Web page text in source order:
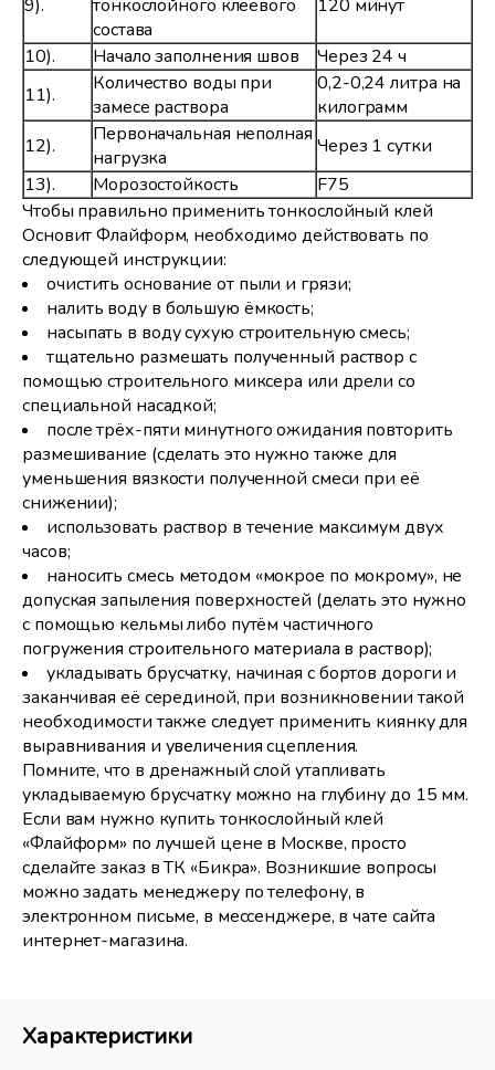
9).
тонкослойного клеевого
состава
120 минут
10). Начало заполнения швов
Через 24 ч
11).
Количество воды при
замесе раствора
0,2-0,24 литра на
килограмм
12).
Первоначальная неполная
нагрузка
Через 1 сутки
13).
Морозостойкость
F75
Чтобы правильно применить тонкослойный клей
Основит Флайформ, необходимо действовать по
следующей инструкции:
очистить основание от пыли и грязи;
налить воду в большую ёмкость;
насыпать в воду сухую строительную смесь;
тщательно размешать полученный раствор с
помощью строительного миксера или дрели со
специальной насадкой;
после трёх-пяти минутного ожидания повторить
размешивание (сделать это нужно также для
уменьшения вязкости полученной смеси при её
снижении);
использовать раствор в течение максимум двух
часов;
наносить смесь методом «мокрое по мокрому», не
допуская запыления поверхностей (делать это нужно
с помощью кельмы либо путём частичного
погружения строительного материала в раствор);
укладывать брусчатку, начиная с бортов дороги и
заканчивая её серединой, при возникновении такой
необходимости также следует применить киянку для
выравнивания и увеличения сцепления.
Помните, что в дренажный слой утапливать
укладываемую брусчатку можно на глубину до 15 мм.
Если вам нужно купить тонкослойный клей
«Флайформ» по лучшей цене в Москве, просто
сделайте заказ в ТК «Бикра». Возникшие вопросы
можно задать менеджеру по телефону, в
электронном письме, в мессенджере, в чате сайта
интернет-магазина.
Характеристики